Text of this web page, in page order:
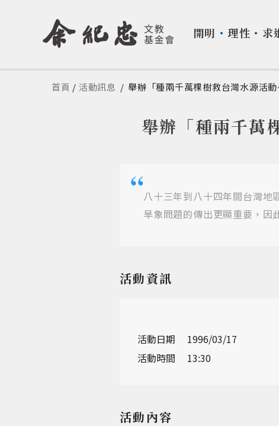
開明 ・ 理性 ・ 求
您在這裡
首頁 / 活動訊息 / 舉辦「種兩千萬棵樹救台灣水源活動
舉辦「種兩千萬
八十三年到八十四年間台灣地
旱象問題的傳出更顯重要，因
活動資訊
活動日期
1996/03/17
活動時間
13:30
活動內容